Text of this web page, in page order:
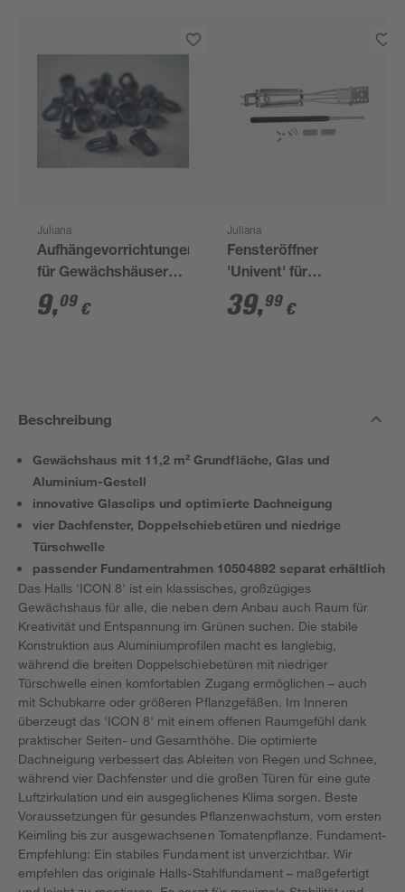
Juliana
Aufhängevorrichtungen
für Gewächshäuser
schwarz 20 Stück
9,09 €
Juliana
Fensteröffner
'Univent' für
Gewächshäuser
39,99 €
Beschreibung
Gewächshaus mit 11,2 m² Grundfläche, Glas und
Aluminium-Gestell
innovative Glasclips und optimierte Dachneigung
vier Dachfenster, Doppelschiebetüren und niedrige
Türschwelle
passender Fundamentrahmen 10504892 separat erhältlich
Das Halls 'ICON 8' ist ein klassisches, großzügiges
Gewächshaus für alle, die neben dem Anbau auch Raum für
Kreativität und Entspannung im Grünen suchen. Die stabile
Konstruktion aus Aluminiumprofilen macht es langlebig,
während die breiten Doppelschiebetüren mit niedriger
Türschwelle einen komfortablen Zugang ermöglichen – auch
mit Schubkarre oder größeren Pflanzgefäßen. Im Inneren
überzeugt das 'ICON 8' mit einem offenen Raumgefühl dank
praktischer Seiten- und Gesamthöhe. Die optimierte
Dachneigung verbessert das Ableiten von Regen und Schnee,
während vier Dachfenster und die großen Türen für eine gute
Luftzirkulation und ein ausgeglichenes Klima sorgen. Beste
Voraussetzungen für gesundes Pflanzenwachstum, vom ersten
Keimling bis zur ausgewachsenen Tomatenpflanze. Fundament-
Empfehlung: Ein stabiles Fundament ist unverzichtbar. Wir
empfehlen das originale Halls-Stahlfundament – maßgefertigt